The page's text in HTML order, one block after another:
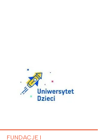
FUNDACJE I